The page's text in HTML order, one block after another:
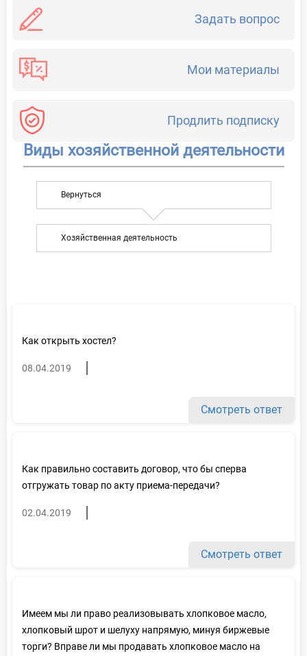
Задать вопрос
Мои материалы
Продлить подписку
Виды хозяйственной деятельности
Вернуться
Хозяйственная деятельность
Как открыть хостел?
08.04.2019
Смотреть ответ
Как правильно составить договор, что бы сперва
отгружать товар по акту приема-передачи?
02.04.2019
Смотреть ответ
Имеем мы ли право реализовывать хлопковое масло,
хлопковый шрот и шелуху напрямую, минуя биржевые
торги? Вправе ли мы продавать хлопковое масло на